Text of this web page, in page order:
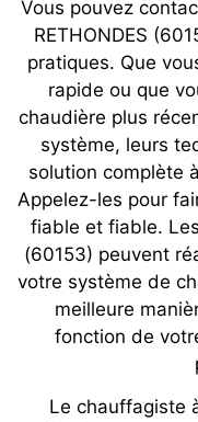
Vous pouvez
RETHONDES
pratiques. Que
rapide ou que
chaudière plus
système, leurs
solution complète
Appelez-les pour
fiable et fiable.
(60153) peuvent
votre système de
meilleure
fonction de
Le chauffagiste